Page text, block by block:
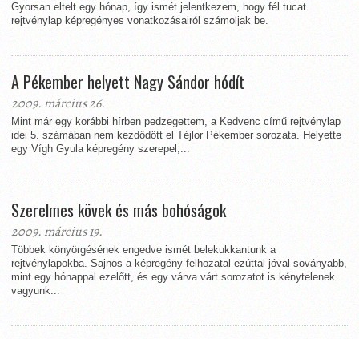
Gyorsan eltelt egy hónap, így ismét jelentkezem, hogy fél tucat
rejtvénylap képregényes vonatkozásairól számoljak be.
A Pékember helyett Nagy Sándor hódít
2009. március 26.
Mint már egy korábbi hírben pedzegettem, a Kedvenc című rejtvénylap
idei 5. számában nem kezdődött el Téjlor Pékember sorozata. Helyette
egy Vígh Gyula képregény szerepel,...
Szerelmes kövek és más bohóságok
2009. március 19.
Többek könyörgésének engedve ismét belekukkantunk a
rejtvénylapokba. Sajnos a képregény-felhozatal ezúttal jóval soványabb,
mint egy hónappal ezelőtt, és egy várva várt sorozatot is kénytelenek
vagyunk...